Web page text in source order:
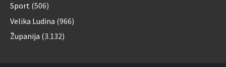
Sport (506)
Velika Ludina (966)
Županija (3.132)